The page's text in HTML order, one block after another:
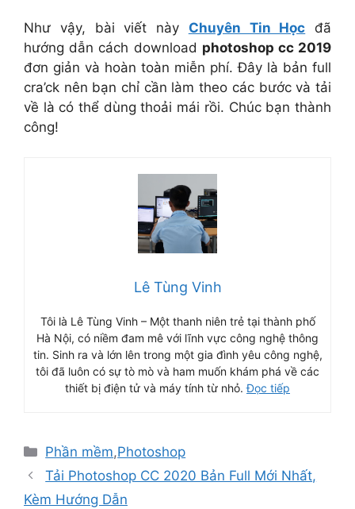
Như vậy, bài viết này Chuyên Tin Học đã
hướng dẫn cách download photoshop cc 2019
đơn giản và hoàn toàn miễn phí. Đây là bản full
cra’ck nên bạn chỉ cần làm theo các bước và tải
về là có thể dùng thoải mái rồi. Chúc bạn thành
công!
Lê Tùng Vinh
Tôi là Lê Tùng Vinh – Một thanh niên trẻ tại thành phố
Hà Nội, có niềm đam mê với lĩnh vực công nghệ thông
tin. Sinh ra và lớn lên trong một gia đình yêu công nghệ,
tôi đã luôn có sự tò mò và ham muốn khám phá về các
thiết bị điện tử và máy tính từ nhỏ.Đọc tiếp
Danh
mục
Phần mềm,Photoshop
Tải Photoshop CC 2020 Bản Full Mới Nhất,
Kèm Hướng Dẫn